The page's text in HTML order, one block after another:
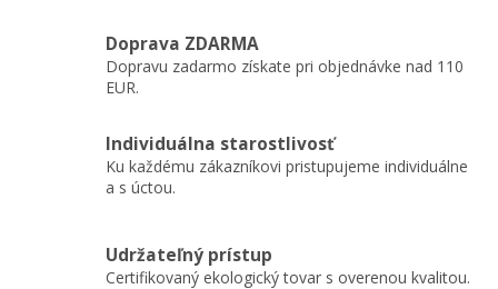
Doprava ZDARMA
Dopravu zadarmo získate pri objednávke nad 110
EUR.
Individuálna starostlivosť
Ku každému zákazníkovi pristupujeme individuálne
a s úctou.
Udržateľný prístup
Certifikovaný ekologický tovar s overenou kvalitou.